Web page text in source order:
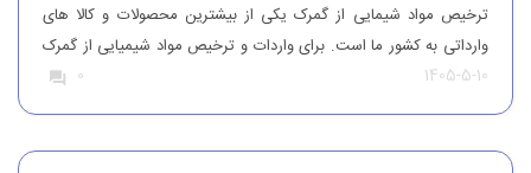
ترخیص مواد شیمایی از گمرک یکی از بیشترین محصولات و کالا های
وارداتی به کشور ما است. برای واردات و ترخیص مواد شیمیایی از گمرک
باید به افراد با تجربه رجوع کرد. افرادی که بتوانند مواد شیمیایی درجه
یک را وارد کنند. واردات و […]
1405-5-10
0